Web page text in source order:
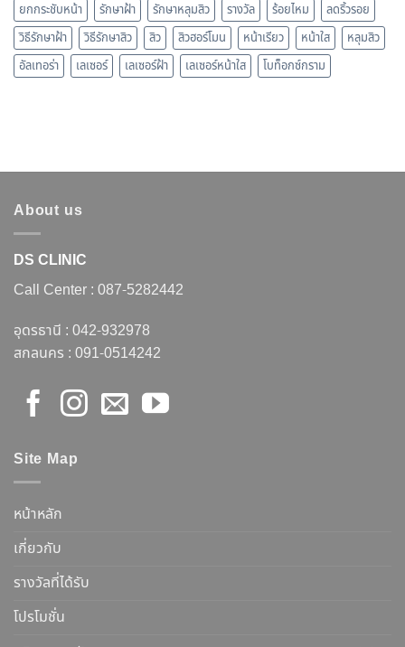
ยกกระชับหน้า
รักษาฝ้า รักษาหลุมสิว รางวัล ร้อยไหม
ลดริ้วรอย
วิธีรักษาฝ้า
วิธีรักษาสิว สิว สิวฮอร์โมน หน้าเรียว หน้าใส
หลุมสิว
อัลเทอร่า
เลเซอร์ เลเซอร์ฝ้า เลเซอร์หน้าใส โบท็อกซ์กราม
About us
DS CLINIC
Call Center : 087-5282442
อุดรธานี : 042-932978
สกลนคร : 091-0514242
Site Map
หน้าหลัก
เกี่ยวกับ
รางวัลที่ได้รับ
โปรโมชั่น